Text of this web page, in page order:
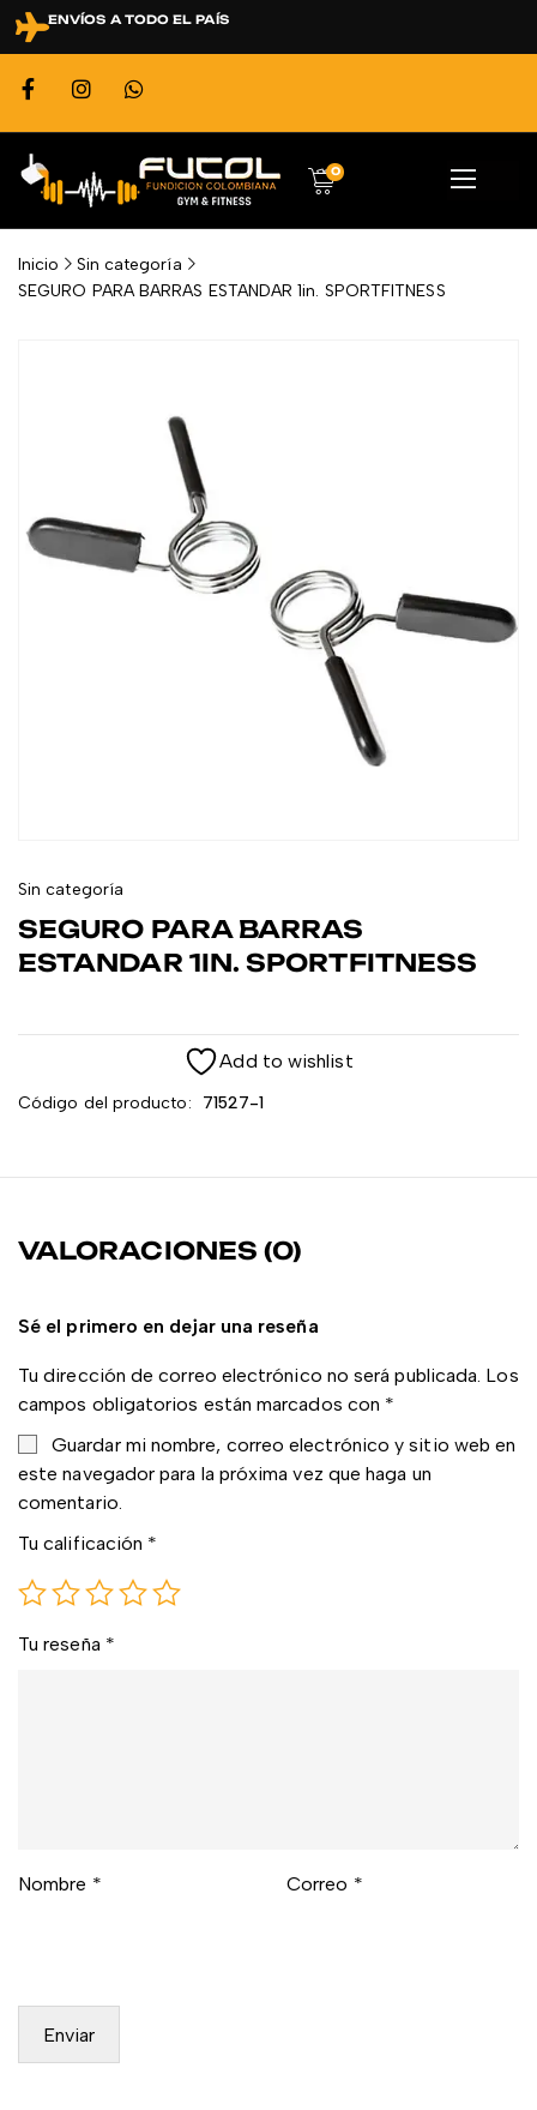
ENVÍOS A TODO EL PAÍS
0
Inicio
Sin categoría
SEGURO PARA BARRAS ESTANDAR 1in. SPORTFITNESS
Sin categoría
SEGURO PARA BARRAS
ESTANDAR 1IN. SPORTFITNESS
Add to wishlist
Código del producto: 71527-1
VALORACIONES (0)
Sé el primero en dejar una reseña
Tu dirección de correo electrónico no será publicada. Los
campos obligatorios están marcados con *
Guardar mi nombre, correo electrónico y sitio web en
este navegador para la próxima vez que haga un
comentario.
Tu calificación *
Tu reseña *
Nombre * Correo *